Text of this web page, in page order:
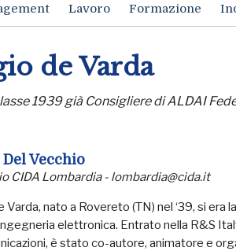
Lavoro Formazione
de Varda
1939 già Consigliere di ALDAI
Vecchio
CIDA Lombardia - lombardia@cida.it
Varda, nato a Rovereto (TN) nel ‘39, si era
elettronica. Entrato nella R&S
è stato co-autore, animatore e